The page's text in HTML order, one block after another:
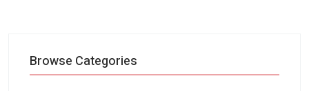
Browse Categories